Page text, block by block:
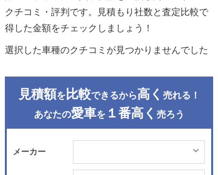
クチコミ・評判です。見積もり社数と査定比較で
得した金額をチェックしましょう！
選択した車種のクチコミが見つかりませんでした
見積額を 比較できるから高く 売れる！
あなたの愛車を １番高く 売ろう
メーカー